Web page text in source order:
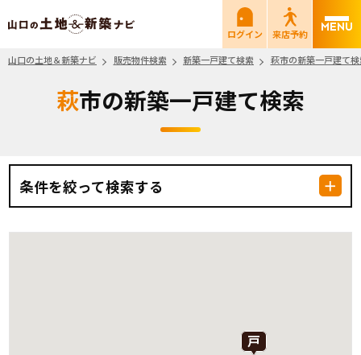
山口の土地＆新築ナビ
ログイン
来店予約
山口の土地＆新築ナビ
販売物件検索 新築一戸建て検索 萩市の新築一戸建て
萩市の新築一戸建て検索
条件を絞って検索する